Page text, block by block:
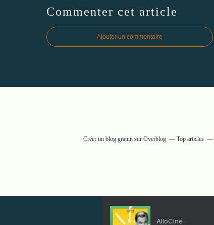
Commenter cet article
Ajouter un commentaire
Créer un blog gratuit sur Overblog Top articles
AlloCiné